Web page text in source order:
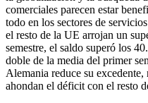
comerciales parecen estar
todo en los sectores de
el resto de la UE arrojan un
semestre, el saldo superó los
doble de la media del primer
Alemania reduce su
ahondan el déficit con el resto